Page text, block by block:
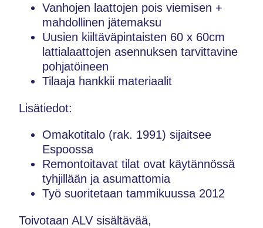
Vanhojen laattojen pois viemisen +
mahdollinen jätemaksu
Uusien kiiltäväpintaisten 60 x 60cm
lattialaattojen asennuksen tarvittavine
pohjatöineen
Tilaaja hankkii materiaalit
Lisätiedot:
Omakotitalo (rak. 1991) sijaitsee
Espoossa
Remontoitavat tilat ovat käytännössä
tyhjillään ja asumattomia
Työ suoritetaan tammikuussa 2012
Toivotaan ALV sisältävää,